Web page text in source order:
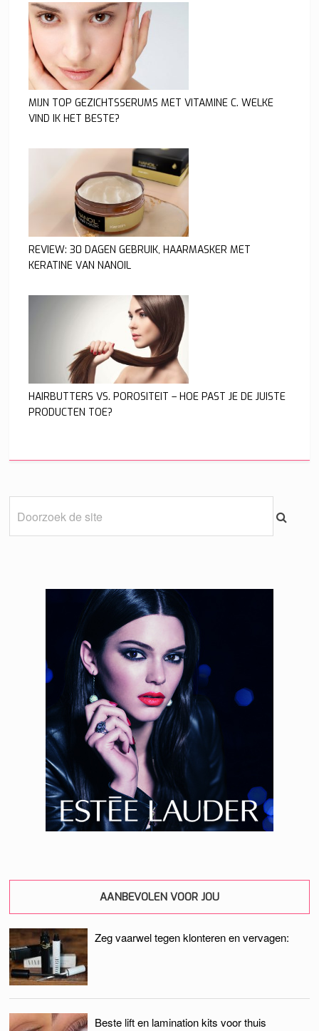
MIJN TOP GEZICHTSSERUMS MET VITAMINE C. WELKE
VIND IK HET BESTE?
REVIEW: 30 DAGEN GEBRUIK, HAARMASKER MET
KERATINE VAN NANOIL
HAIRBUTTERS VS. POROSITEIT – HOE PAST JE DE JUISTE
PRODUCTEN TOE?
AANBEVOLEN VOOR JOU
Zeg vaarwel tegen klonteren en vervagen:
Beste lift en lamination kits voor thuis